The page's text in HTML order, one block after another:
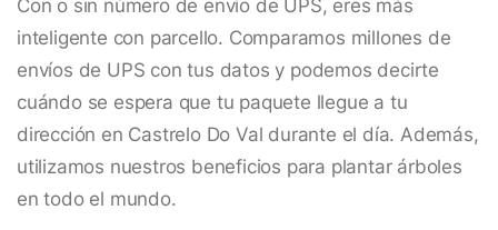
Con o sin número de envío de UPS, eres más
inteligente con parcello. Comparamos millones de
envíos de UPS con tus datos y podemos decirte
cuándo se espera que tu paquete llegue a tu
dirección en Castrelo Do Val durante el día. Además,
utilizamos nuestros beneficios para plantar árboles
en todo el mundo.